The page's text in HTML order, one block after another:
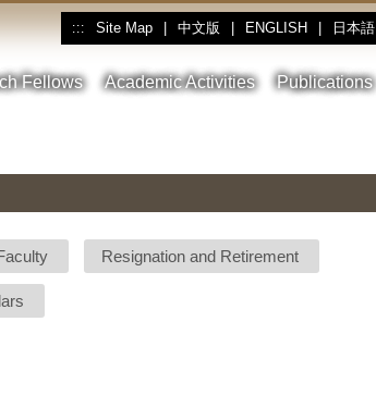
::: Site Map 中文版 ENGLISH 日本語
Fellows Academic Activities Publications
Resignation and Retirement